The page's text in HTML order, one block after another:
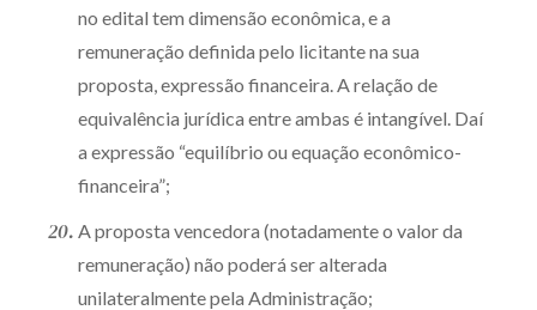
no edital tem dimensão econômica, e a
remuneração definida pelo licitante na sua
proposta, expressão financeira. A relação de
equivalência jurídica entre ambas é intangível. Daí
a expressão “equilíbrio ou equação econômico-
financeira”;
A proposta vencedora (notadamente o valor da
remuneração) não poderá ser alterada
unilateralmente pela Administração;